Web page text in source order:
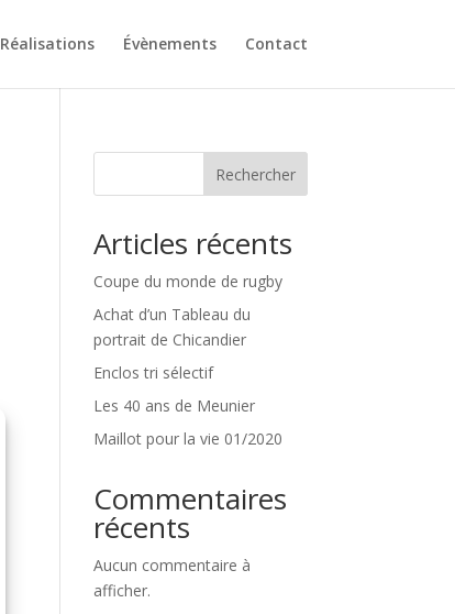
Réalisations Évènements Contact
Rechercher
Articles récents
Coupe du monde de rugby
Achat d’un Tableau du
portrait de Chicandier
Enclos tri sélectif
Les 40 ans de Meunier
Maillot pour la vie 01/2020
Commentaires
récents
Aucun commentaire à
afficher.